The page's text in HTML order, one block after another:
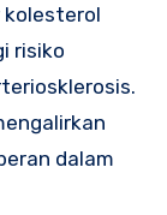
kolesterol
risiko
dalam